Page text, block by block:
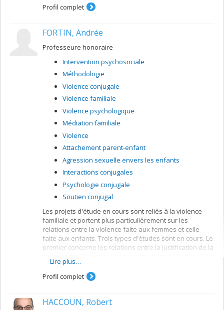
Profil complet
FORTIN, Andrée
Professeure honoraire
Intervention psychosociale
Méthodologie
Violence conjugale
Violence familiale
Violence psychologique
Médiation familiale
Violence
Attachement parent-enfant
Agression sexuelle envers les enfants
Interactions conjugales
Psychologie conjugale
Soutien conjugal
Les projets d'étude en cours sont reliés à la violence
familiale et portent plus particulièrement sur les
relations entre la violence faite aux femmes et celle
faite aux enfants. Trois types d'études sont en cours. Le
premier concerne les relations entre la justification de la
l'on en a à titre de victimes ou d'agresseurs. Deux
formes de violence sont retenues : la violence faite aux
femmes et celle faite aux enfants. Une attention
psychologique. Le second groupe d'études porte sur les
Lire plus…
Profil complet
HACCOUN, Robert